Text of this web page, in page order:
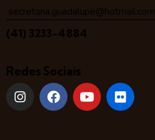
secretaria.guadalupe@hotmail.com
(41) 3233-4884
Redes Sociais